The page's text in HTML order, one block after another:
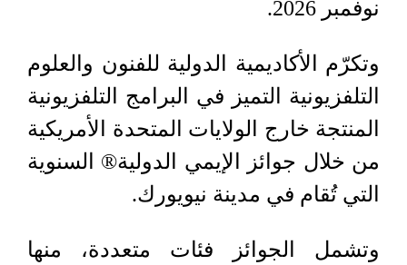
نوفمبر 2026.
وتكرّم الأكاديمية الدولية للفنون والعلوم
التلفزيونية التميز في البرامج التلفزيونية
المنتجة خارج الولايات المتحدة الأمريكية
من خلال جوائز الإيمي الدولية®️ السنوية
التي تُقام في مدينة نيويورك.
وتشمل الجوائز فئات متعددة، منها